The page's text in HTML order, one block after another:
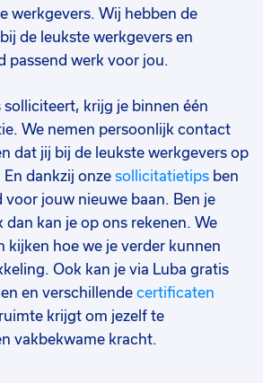
werkgevers. Wij hebben de
de leukste werkgevers en
passend werk voor jou.
solliciteert, krijg je binnen één
We nemen persoonlijk contact
dat jij bij de leukste werkgevers op
dankzij onze sollicitatietips ben
voor jouw nieuwe baan. Ben je
dan kan je op ons rekenen. We
kijken hoe we je verder kunnen
Ook kan je via Luba gratis
en verschillende certificaten
krijgt om jezelf te
vakbekwame kracht.